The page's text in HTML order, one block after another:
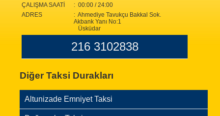
ÇALIŞMA SAATİ
: 00:00 / 24:00
ADRES
: Ahmediye Tavukçu Bakkal Sok.
Akbank Yanı No:1
Üsküdar
216 3102838
Diğer Taksi Durakları
Altunizade Emniyet Taksi